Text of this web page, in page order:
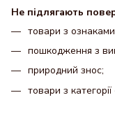
Не підлягають
товари з
пошкодження з
природний знос;
товари з